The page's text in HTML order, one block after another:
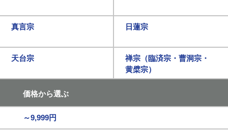
真言宗 日蓮宗
天台宗
禅宗（臨済宗・曹洞宗・
黄檗宗）
価格から選ぶ
～9,999円